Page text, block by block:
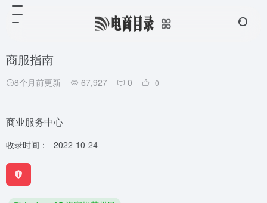
商服指南
8个月前更新 67,927 0 0
商业服务中心
收录时间： 2022-10-24